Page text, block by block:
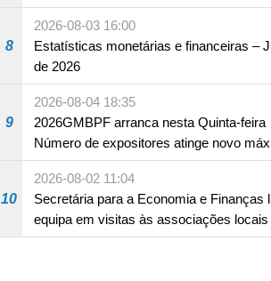
8
2026-08-03 16:00
Estatísticas monetárias e financeiras –
de 2026
9
2026-08-04 18:35
2026GMBPF arranca nesta Quinta-feira
Número de expositores atinge novo
18 anos
10
2026-08-02 11:04
Secretária para a Economia e Finanças
equipa em visitas às associações locais
consolidar consensos e promover os